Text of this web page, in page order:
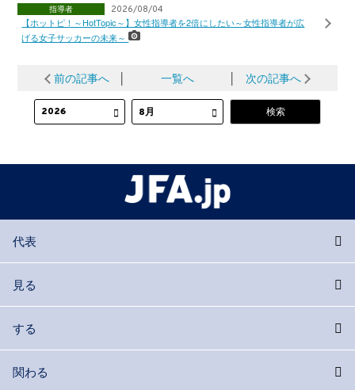
指導者 2026/08/04
【ホットピ！～HotTopic～】女性指導者を2倍にしたい～女性指導者が広
げる女子サッカーの未来～
前の記事へ 一覧へ 次の記事へ
代表
見る
する
関わる